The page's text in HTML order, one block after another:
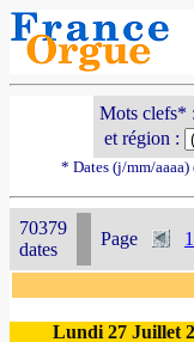
Mots clefs* :
et région :
* Dates (j/mm/
70379
dates
Page 1
Lundi 27 Juillet